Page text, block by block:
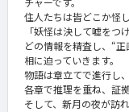
住人たちは皆どこか怪
「妖怪は決して嘘をつ
どの情報を精査し、“
相に迫っていきます。
物語は章立てで進行し
各章で推理を重ね、証
そして、新月の夜が訪